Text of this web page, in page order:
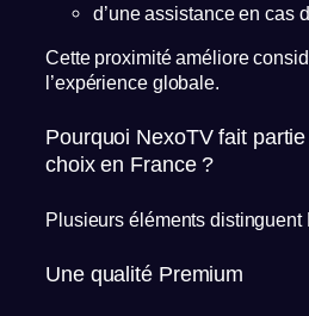
d’une assistance en cas
Cette proximité améliore
l’expérience globale.
Pourquoi NexoTV fait
choix en France ?
Plusieurs éléments distinguent
Une qualité Premium